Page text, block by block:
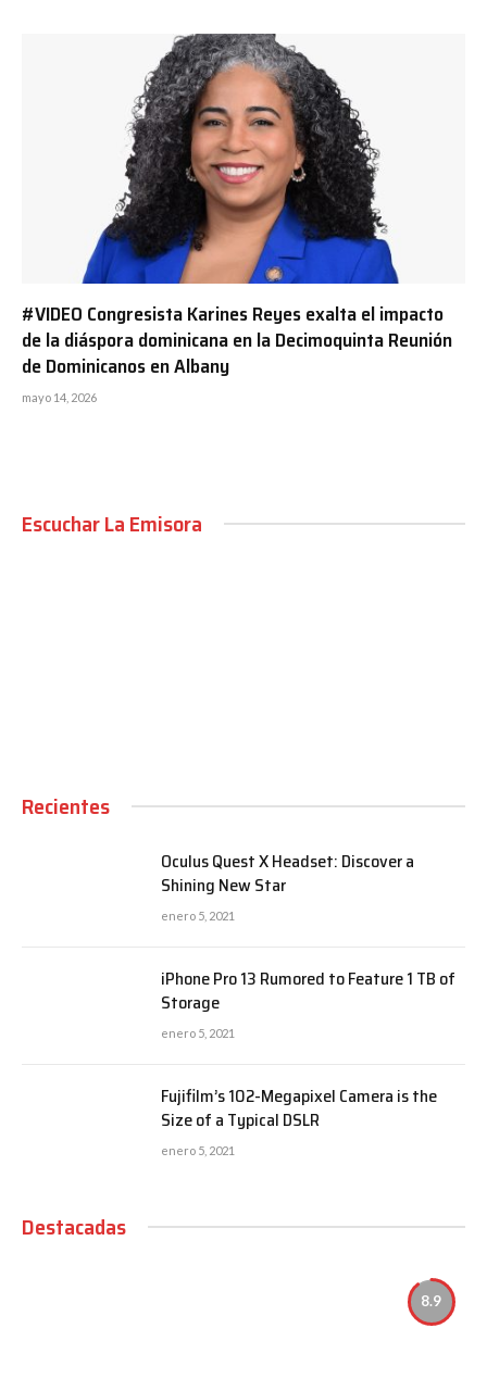
#VIDEO Congresista Karines Reyes exalta el impacto
de la diáspora dominicana en la Decimoquinta Reunión
de Dominicanos en Albany
mayo 14, 2026
Escuchar La Emisora
Recientes
Oculus Quest X Headset: Discover a
Shining New Star
enero 5, 2021
iPhone Pro 13 Rumored to Feature 1 TB of
Storage
enero 5, 2021
Fujifilm’s 102-Megapixel Camera is the
Size of a Typical DSLR
enero 5, 2021
Destacadas
8.9